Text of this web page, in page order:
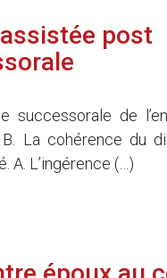
post
successorale de
La cohérence du
A. L’ingérence (…)